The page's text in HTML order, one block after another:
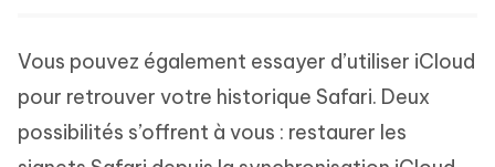
Vous pouvez également essayer d’utiliser iCloud
pour retrouver votre historique Safari. Deux
possibilités s’offrent à vous : restaurer les